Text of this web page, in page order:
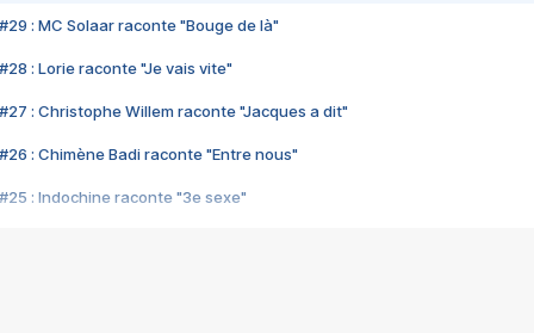
#29 : MC Solaar raconte "Bouge de là"
#28 : Lorie raconte "Je vais vite"
#27 : Christophe Willem raconte "Jacques a dit"
#26 : Chimène Badi raconte "Entre nous"
#25 : Indochine raconte "3e sexe"